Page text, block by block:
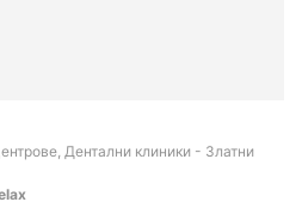
Дентални клиники - Златни